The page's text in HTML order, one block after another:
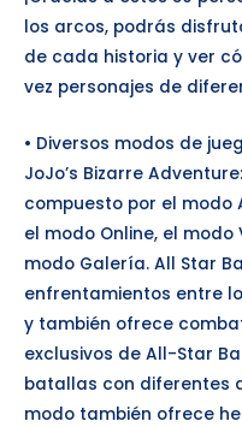
los arcos, podrás
de cada historia y ver
vez personajes de
• Diversos modos de
JoJo’s Bizarre
compuesto por el modo
el modo Online, el
modo Galería. All Star
enfrentamientos entre
y también ofrece
exclusivos de All-Star
batallas con diferentes
modo también ofrece